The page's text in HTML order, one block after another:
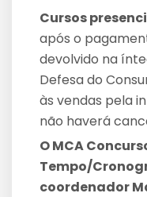
Cursos
após o
devolvido na
Defesa do
às vendas pela
não haverá
O MCA
Tempo/
coordenador